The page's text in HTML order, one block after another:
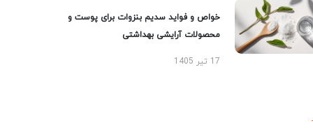
خواص و فواید سدیم بنزوات برای پوست و
محصولات آرایشی بهداشتی
17 تیر 1405